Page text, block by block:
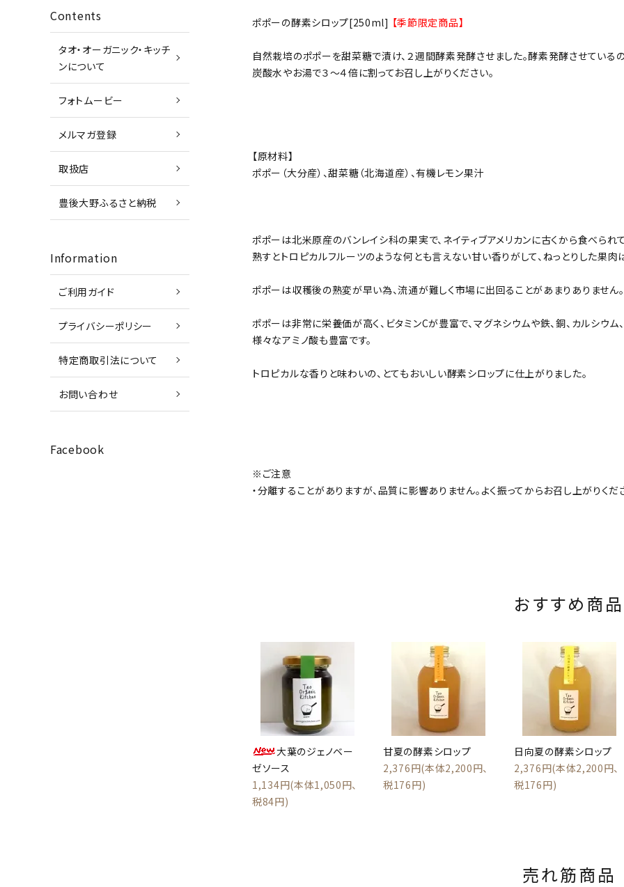
ポポーの酵素シロップ[250ml] 【季節限定商品】
自然栽培のポポーを甜菜糖で漬け、２週間酵素発酵させました。酵素発酵させている
炭酸水やお湯で３～４倍に割ってお召し上がりください。
【原材料】
ポポー（大分産）、甜菜糖（北海道産）、有機レモン果汁
ポポーは北米原産のバンレイシ科の果実で、ネイティブアメリカンに古くから食べられ
熟すとトロピカルフルーツのような何とも言えない甘い香りがして、ねっとりした果肉
ポポーは収穫後の熟変が早い為、流通が難しく市場に出回ることがあまりありません
ポポーは非常に栄養価が高く、ビタミンCが豊富で、マグネシウムや鉄、銅、カルシウ
様々なアミノ酸も豊富です。
トロピカルな香りと味わいの、とてもおいしい酵素シロップに仕上がりました。
※ご注意
・分離することがありますが、品質に影響ありません。よく振ってからお召し上がりくだ
おすすめ商品
大葉のジェノベー
ゼソース
1,134円(本体1,050円、
税84円)
甘夏の酵素シロップ
2,376円(本体2,200円、
税176円)
日向夏の酵素シロップ
2,376円(本体2,200円、
税176円)
売れ筋商品
Contents
タオ・オーガニック・キッチ
ンについて
フォトムービー
メルマガ登録
取扱店
豊後大野ふるさと納税
Information
ご利用ガイド
プライバシーポリシー
特定商取引法について
お問い合わせ
Facebook